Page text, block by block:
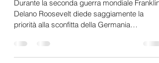
I pericoli del patto sino-russo
Durante la seconda guerra mondiale Franklin
priorità alla sconfitta della Germania
nazista,...